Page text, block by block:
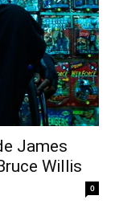
James
Willis
0